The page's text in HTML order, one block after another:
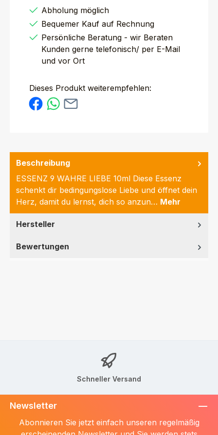
Abholung möglich
Bequemer Kauf auf Rechnung
Persönliche Beratung - wir Beraten
Kunden gerne telefonisch/ per E-Mail
und vor Ort
Dieses Produkt weiterempfehlen:
Beschreibung
ESSENZ 9 WAHRE LIEBE 10ml Diese Essenz
schenkt dir bedingungslose Liebe und öffnet dein
Herz, damit du lernst, dich so anzun… Mehr
Hersteller
Bewertungen
Schneller Versand
Newsletter
Abonnieren Sie jetzt einfach unseren regelmäßig